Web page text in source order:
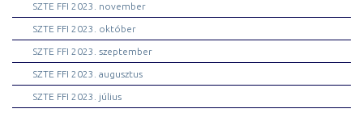
SZTE FFI 2023. november
SZTE FFI 2023. október
SZTE FFI 2023. szeptember
SZTE FFI 2023. augusztus
SZTE FFI 2023. július